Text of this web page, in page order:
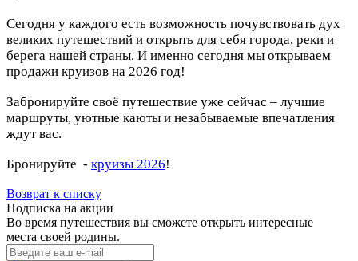
Сегодня у каждого есть возможность почувствовать дух
великих путешествий и открыть для себя города, реки и
берега нашей страны. И именно сегодня мы открываем
продажи круизов на 2026 год!
Забронируйте своё путешествие уже сейчас – лучшие
маршруты, уютные каюты и незабываемые впечатления
ждут вас.
Бронируйте - круизы 2026!
Возврат к списку
Подписка на акции
Во время путешествия вы сможете открыть интересные
места своей родины.